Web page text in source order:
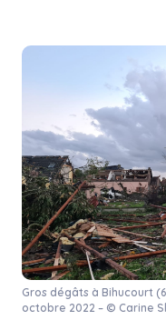
Gros dégâts à Bihucourt
octobre 2022 – © Carine